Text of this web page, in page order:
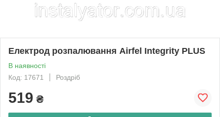
Електрод розпалювання Airfel Integrity PLUS
В наявності
Код: 17671
Роздріб
519 ₴